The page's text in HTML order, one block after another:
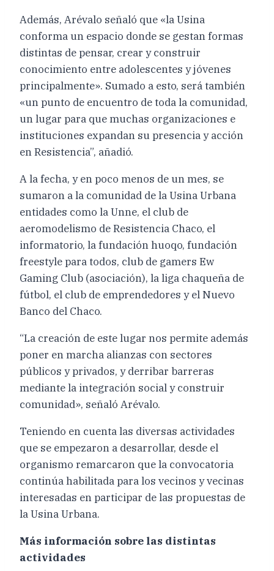
Además, Arévalo señaló que «la Usina
conforma un espacio donde se gestan formas
distintas de pensar, crear y construir
conocimiento entre adolescentes y jóvenes
principalmente». Sumado a esto, será también
«un punto de encuentro de toda la comunidad,
un lugar para que muchas organizaciones e
instituciones expandan su presencia y acción
en Resistencia”, añadió.
A la fecha, y en poco menos de un mes, se
sumaron a la comunidad de la Usina Urbana
entidades como la Unne, el club de
aeromodelismo de Resistencia Chaco, el
informatorio, la fundación huoqo, fundación
freestyle para todos, club de gamers Ew
Gaming Club (asociación), la liga chaqueña de
fútbol, el club de emprendedores y el Nuevo
Banco del Chaco.
“La creación de este lugar nos permite además
poner en marcha alianzas con sectores
públicos y privados, y derribar barreras
mediante la integración social y construir
comunidad», señaló Arévalo.
Teniendo en cuenta las diversas actividades
que se empezaron a desarrollar, desde el
organismo remarcaron que la convocatoria
continúa habilitada para los vecinos y vecinas
interesadas en participar de las propuestas de
la Usina Urbana.
Más información sobre las distintas
actividades